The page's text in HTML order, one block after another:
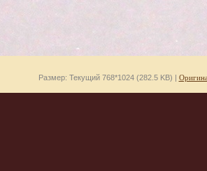
Размер: Текущий 768*1024 (282.5 KB) |